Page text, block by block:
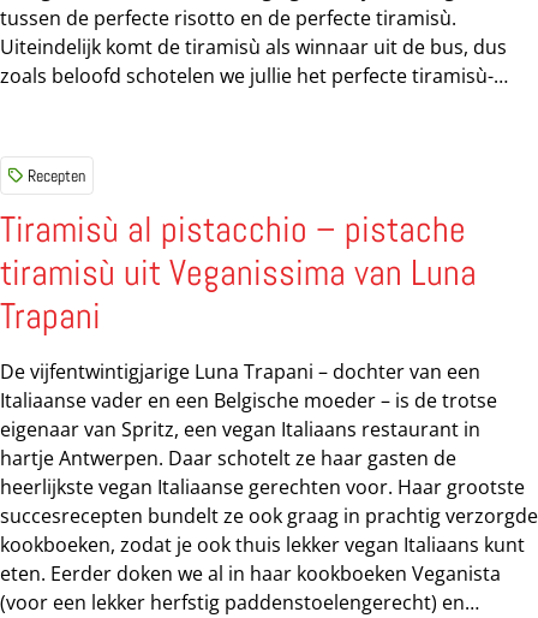
tussen de perfecte risotto en de perfecte tiramisù.
Uiteindelijk komt de tiramisù als winnaar uit de bus, dus
zoals beloofd schotelen we jullie het perfecte tiramisù-
toetje: ‘Het was oorspronkelijk de bedoeling dat tiramisù,
of ‘trek me omhoog’ zoals de letterlijke vertaling luidt, een
perfecte shot suiker en cafeïne was om je na een geweldig
Italiaans feestmaal de nacht in te lanceren. Jammer genoeg
kun je na de Nederlandse vertaling van dit gerecht
waarschijnlijk niet veel meer doen dan je pyjama
aantrekken, en...
Recepten
Tiramisù al pistacchio – pistache
tiramisù uit Veganissima van Luna
Trapani
De vijfentwintigjarige Luna Trapani – dochter van een
Italiaanse vader en een Belgische moeder – is de trotse
eigenaar van Spritz, een vegan Italiaans restaurant in
hartje Antwerpen. Daar schotelt ze haar gasten de
heerlijkste vegan Italiaanse gerechten voor. Haar grootste
succesrecepten bundelt ze ook graag in prachtig verzorgde
kookboeken, zodat je ook thuis lekker vegan Italiaans kunt
eten. Eerder doken we al in haar kookboeken Veganista
(voor een lekker herfstig paddenstoelengerecht) en